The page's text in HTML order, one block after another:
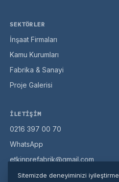
SEKTÖRLER
İnşaat Firmaları
Kamu Kurumları
Fabrika & Sanayi
Proje Galerisi
İLETIŞIM
0216 397 00 70
WhatsApp
etkinprefabrik@gmail.com
Misaki Milli Cd. No:104, Pendik /
Sitemizde deneyiminizi